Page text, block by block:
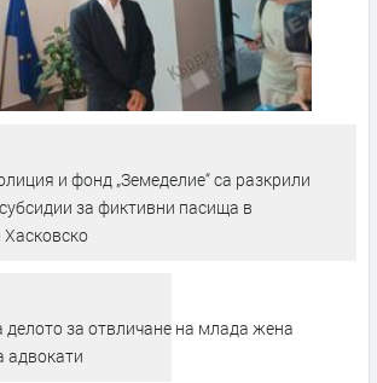
и фонд „Земеделие“ са разкрили
за фиктивни пасища в
делото за отвличане на млада жена
адвокати